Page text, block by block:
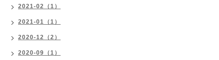
2021-02（1）
2021-01（1）
2020-12（2）
2020-09（1）